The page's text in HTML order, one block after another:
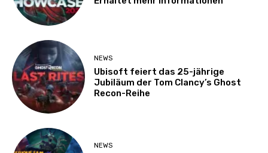
NEWS
Ubisoft feiert das 25-jährige
Jubiläum der Tom Clancy’s Ghost
Recon-Reihe
NEWS